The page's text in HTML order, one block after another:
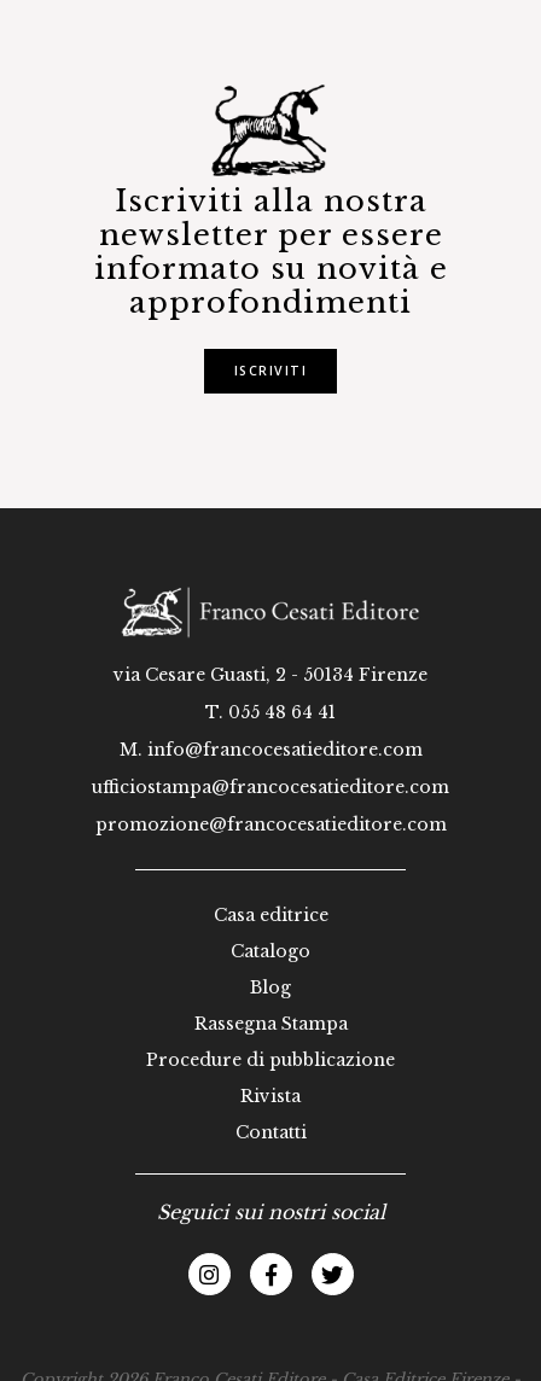
Iscriviti alla nostra
newsletter per essere
informato su novità e
approfondimenti
ISCRIVITI
via Cesare Guasti, 2 - 50134 Firenze
T. 055 48 64 41
M. info@francocesatieditore.com
ufficiostampa@francocesatieditore.com
promozione@francocesatieditore.com
Casa editrice
Catalogo
Blog
Rassegna Stampa
Procedure di pubblicazione
Rivista
Contatti
Seguici sui nostri social